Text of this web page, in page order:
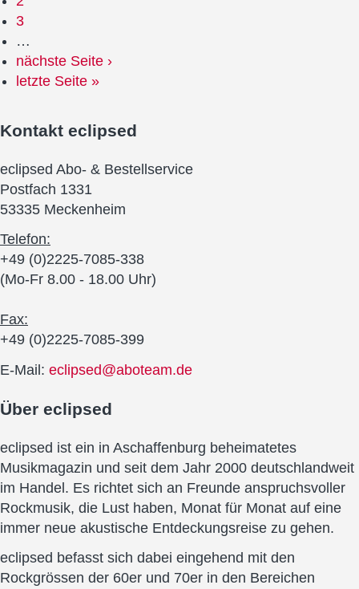
3
…
nächste Seite ›
letzte Seite »
Kontakt eclipsed
eclipsed Abo- & Bestellservice
Postfach 1331
53335 Meckenheim
Telefon:
+49 (0)2225-7085-338
(Mo-Fr 8.00 - 18.00 Uhr)
Fax:
+49 (0)2225-7085-399
E-Mail: eclipsed@aboteam.de
Über eclipsed
eclipsed ist ein in Aschaffenburg beheimatetes
Musikmagazin und seit dem Jahr 2000 deutschlandweit
im Handel. Es richtet sich an Freunde anspruchsvoller
Rockmusik, die Lust haben, Monat für Monat auf eine
immer neue akustische Entdeckungsreise zu gehen.
eclipsed befasst sich dabei eingehend mit den
Rockgrössen der 60er und 70er in den Bereichen